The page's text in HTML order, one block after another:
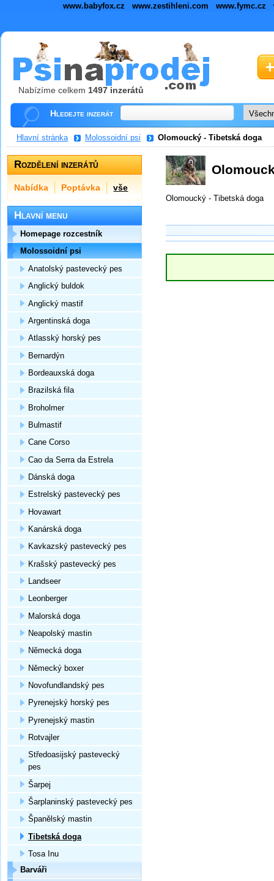
www.babyfox.cz www.zestihleni.com www.fymc.cz
Nabízíme celkem 1497 inzerátů
Hledejte inzerát
Hlavní stránka Molossoidní psi Olomoucký - Tibetská doga
Olomoucký - Tibetská doga
Rozdělení inzerátů
Nabídka Poptávka vše
Hlavní menu
Homepage rozcestník
Molossoidní psi
Anatolský pastevecký pes
Anglický buldok
Anglický mastif
Argentinská doga
Atlasský horský pes
Bernardýn
Bordeauxská doga
Brazilská fila
Broholmer
Bulmastif
Cane Corso
Cao da Serra da Estrela
Dánská doga
Estrelský pastevecký pes
Hovawart
Kanárská doga
Kavkazský pastevecký pes
Krašský pastevecký pes
Landseer
Leonberger
Malorská doga
Neapolský mastin
Německá doga
Německý boxer
Novofundlandský pes
Pyrenejský horský pes
Pyrenejský mastin
Rotvajler
Středoasijský pastevecký
pes
Šarpej
Šarplaninský pastevecký pes
Španělský mastin
Tibetská doga
Tosa Inu
Barváři